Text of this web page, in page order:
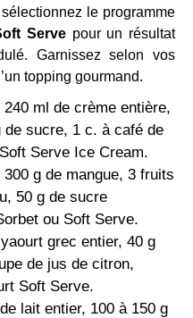
le programme
Servepour un résultat
Garnissez selon vos
topping gourmand.
ml de crème entière,
de sucre, 1 c. à café de
Serve Ice Cream.
g de mangue, 3 fruits
50 g de sucre
ou Soft Serve.
grec entier, 40 g
de jus de citron,
Soft Serve.
lait entier, 100 à 150 g